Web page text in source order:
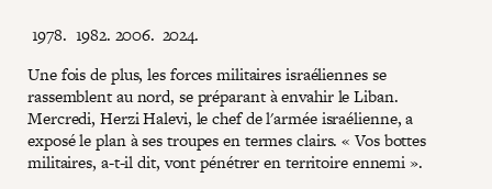
Une fois de plus, les forces militaires israéliennes se
rassemblent au nord, se préparant à envahir le Liban.
Mercredi, Herzi Halevi, le chef de l'armée israélienne, a
exposé le plan à ses troupes en termes clairs. « Vos bottes
militaires, a-t-il dit, vont pénétrer en territoire ennemi ».